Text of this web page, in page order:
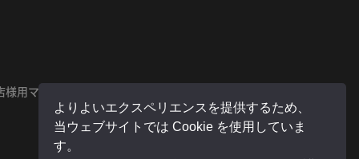
様用マイページ
よりよいエクスペリエンスを提供するため、
当ウェブサイトでは Cookie を使用していま
す。